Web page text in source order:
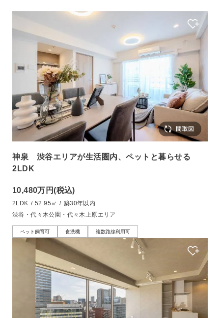
神泉 渋谷エリアが生活圏内、ペットと暮らせる
2LDK
10,480万円(税込)
2LDK / 52.95㎡ / 築30年以内
渋谷・代々木公園・代々木上原エリア
ペット飼育可 食洗機 複数路線利用可